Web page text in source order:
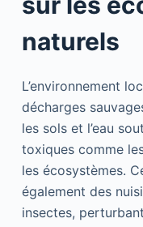
naturels
L’environnement
décharges
les sols et l’eau
toxiques comme
les écosystèmes.
également des
insectes,